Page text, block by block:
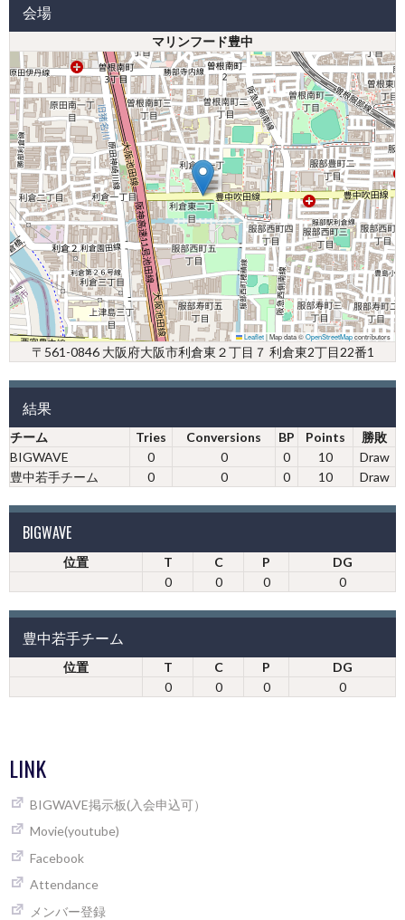
会場
マリンフード豊中
Leaflet|Map data ©OpenStreetMapcontributors
〒561-0846 大阪府大阪市利倉東２丁目７ 利倉東2丁目22番1
結果
チーム Tries Conversions BP Points
勝敗
BIGWAVE
0 0 0 10
Draw
豊中若手チーム
0 0 0 10 Draw
BIGWAVE
位置 T C P
DG
0
0 0 0
豊中若手チーム
位置 T C P
DG
0
0 0 0
LINK
BIGWAVE掲示板(入会申込可）
Movie(youtube)
Facebook
Attendance
メンバー登録